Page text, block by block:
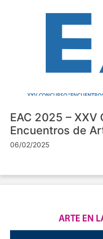
EAC 2025 – XXV
Encuentros de
06/02/2025